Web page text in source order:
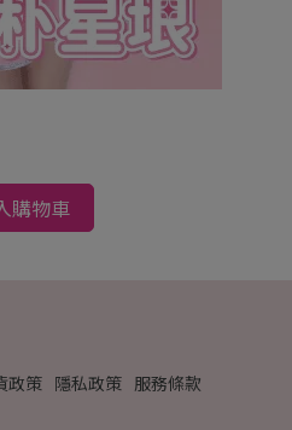
購物車
政策 隱私政策 服務條款